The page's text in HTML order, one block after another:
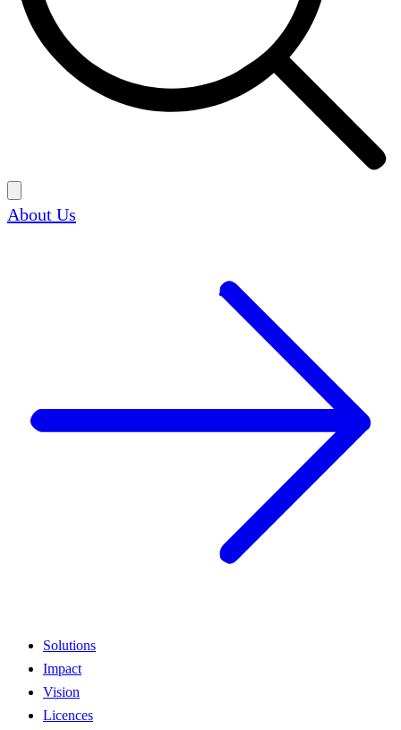
About Us
Solutions
Impact
Vision
Licences